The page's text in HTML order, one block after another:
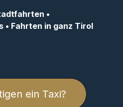
ein Taxi?
•
• Fahrten in ganz Tirol